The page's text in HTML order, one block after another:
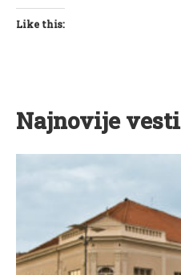
Like this:
Najnovije vesti